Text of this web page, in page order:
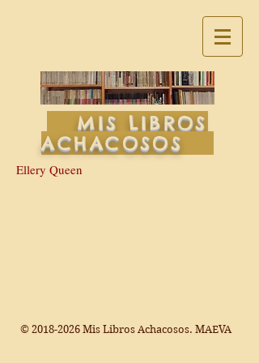
MIS LIBROS
ACHACOSOS
Ellery Queen
© 2018-2026 Mis Libros Achacosos. MAEVA